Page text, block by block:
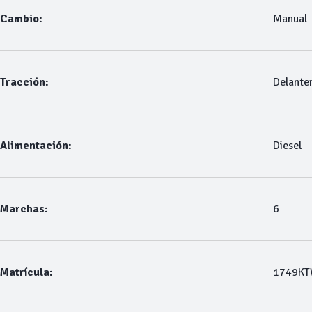
Cambio: Manual
Tracción:
Alimentación: Diesel
Marchas: 6
Matrícula: